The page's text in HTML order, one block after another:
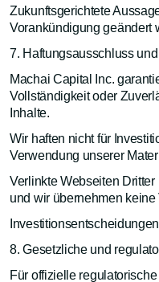
Zukunftsgerichtete
Vorankündigung geändert
7. Haftungsausschluss
Machai Capital Inc.
Vollständigkeit oder
Inhalte.
Wir haften nicht für
Verwendung unserer
Verlinkte Webseiten
und wir übernehmen
8. Gesetzliche und
Für offizielle